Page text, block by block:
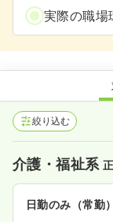
実際の職場
Ａ
絞り込む
介護・福祉系
日勤のみ（常勤）